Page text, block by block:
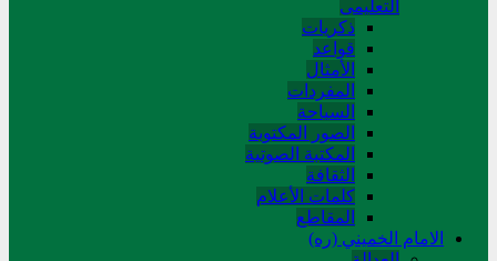
التعلیمی
ذکریات
قواعد
الأمثال
المفردات
السیاحة
الصور المکتوبة
المکتبة الصوتیة
الثقافة
کلمات الأعلام
المقاطع
الامام الخميني (ره)